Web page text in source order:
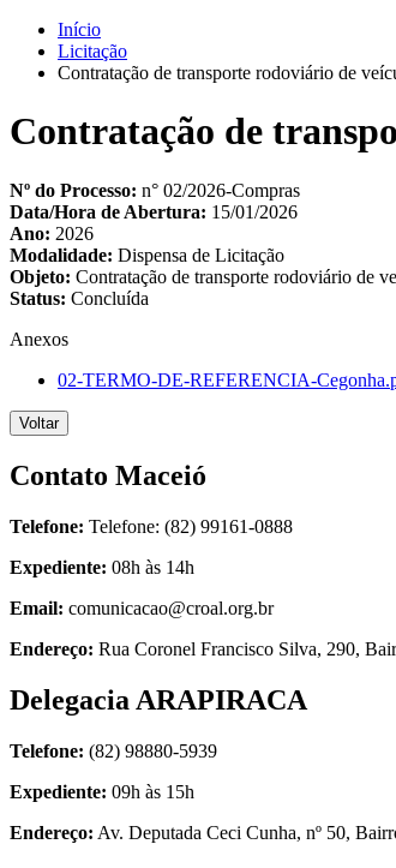
Início
Licitação
Contratação de transporte rodoviário de
Contratação de
Nº do Processo: n° 02/2026-Compras
Data/Hora de Abertura: 15/01/2026
Ano: 2026
Modalidade: Dispensa de Licitação
Objeto: Contratação de transporte rodoviário de
Status: Concluída
Anexos
02-TERMO-DE-REFERENCIA-
Voltar
Contato Maceió
Telefone: Telefone: (82) 99161-0888
Expediente: 08h às 14h
Email: comunicacao@croal.org.br
Endereço: Rua Coronel Francisco Silva, 290,
Delegacia ARAPIRACA
Telefone: (82) 98880-5939
Expediente: 09h às 15h
Endereço: Av. Deputada Ceci Cunha, nº 50,